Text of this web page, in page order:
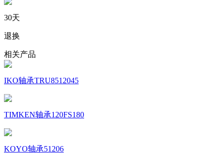
30天
退换
相关产品
IKO轴承TRU8512045
TIMKEN轴承120FS180
KOYO轴承51206